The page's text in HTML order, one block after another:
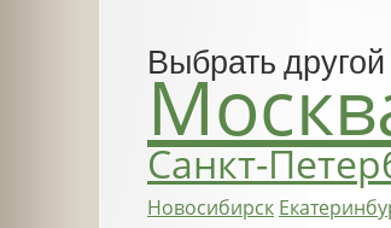
Выбрать другой
Санкт-
Новосибирск